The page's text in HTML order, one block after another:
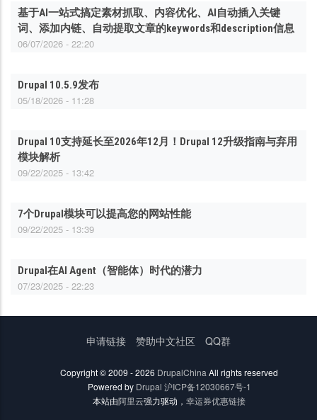
基于AI一站式搞定素材抓取、内容优化、AI自动插入关键
词、添加内链、自动提取文章的keywords和description信息
06/07/2026 - 22:20
Drupal 10.5.9发布
05/18/2026 - 11:28
Drupal 10支持延长至2026年12月！Drupal 12升级指南与弃用
模块解析
09/22/2025 - 13:42
7个Drupal模块可以提高您的网站性能
09/22/2025 - 13:39
Drupal在AI Agent（智能体）时代的潜力
07/23/2025 - 22:23
申请链接 赞助中文社区 QQ群
Copyright © 2009 - 2026 DrupalChina All rights reserved
Powered by Drupal 沪ICP备12030667号-1
本站由阿里云强力驱动， 幸运券优惠链接